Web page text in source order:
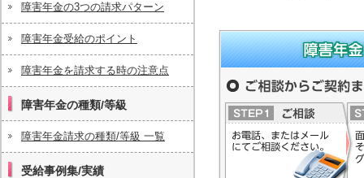
障害年金（受給要件、申
険労務士事務所へ
ご相談からご契約までの流
障害年金の3つの請求パターン
障害年金受給のポイント
障害年金を請求する時の注意点
障害年金の種類/等級
障害年金請求の種類/等級 一覧
受給事例集/実績